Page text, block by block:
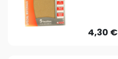
4,30 €